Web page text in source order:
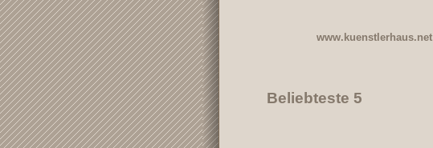
www.kuenstlerhaus.net
Beliebteste 5